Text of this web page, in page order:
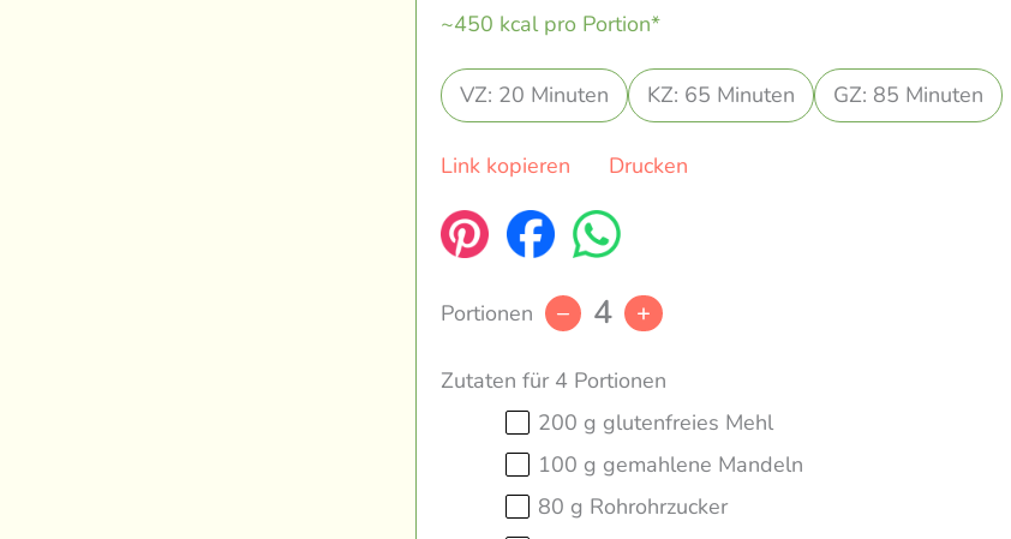
~450 kcal pro Portion*
VZ: 20 Minuten KZ: 65 Minuten GZ: 85 Minuten
Link kopieren Drucken
Portionen – 4 +
Zutaten für 4 Portionen
200 g glutenfreies Mehl
100 g gemahlene Mandeln
80 g Rohrohrzucker